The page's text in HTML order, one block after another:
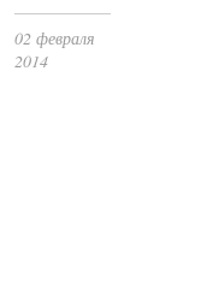
02 февраля
2014